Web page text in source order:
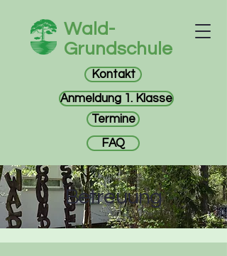
Wald-
Grundschule
Kontakt
Anmeldung 1. Klasse
Termine
FAQ
Betreuung